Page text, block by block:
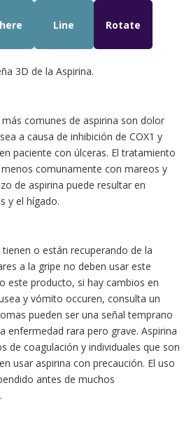
Line Rotate
3D de la Aspirina.
comunes de aspirina son dolor
a causa de inhibición de COX1 y
paciente con úlceras. El tratamiento
comunamente con mareos y
de aspirina puede resultar en
y el hígado.
o están recuperando de la
a la gripe no deben usar este
este producto, si hay cambios en
y vómito occuren, consulta un
pueden ser una señal temprano
enfermedad rara pero grave. Aspirina
de coagulación y individuales que son
usar aspirina con precaución. El uso
antes de muchos